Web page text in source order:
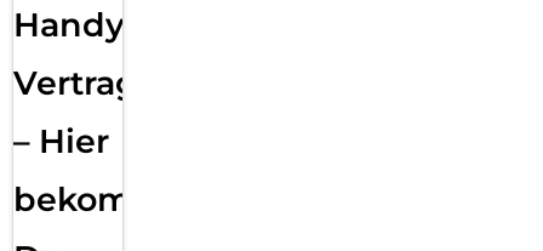
Handy
Vertragsabwicklung
– Hier
bekommst